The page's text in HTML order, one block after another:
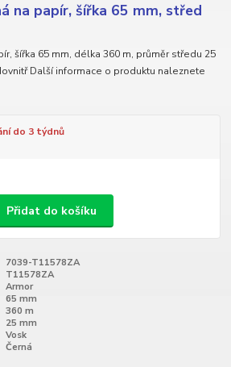
na papír, šířka 65 mm, střed
šířka 65 mm, délka 360 m, průměr středu 25
Další informace o produktu naleznete
do 3 týdnů
Přidat do košíku
7039-T11578ZA
T11578ZA
Armor
65 mm
360 m
25 mm
Vosk
Černá